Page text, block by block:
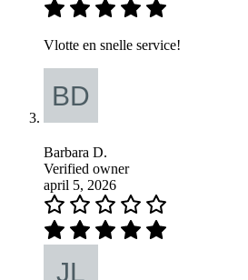
Vlotte en snelle service!
Barbara D.
Verified owner
april 5, 2026